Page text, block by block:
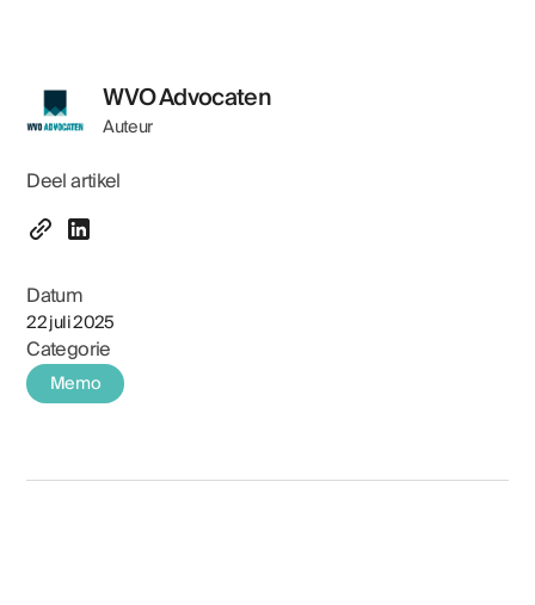
WVO Advocaten
Auteur
Deel artikel
Datum
22 juli 2025
Categorie
Memo